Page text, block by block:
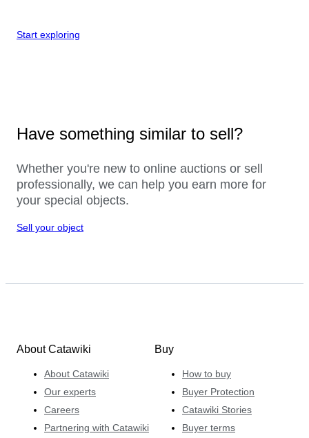
Start exploring
Have something similar to sell?
Whether you're new to online auctions or sell
professionally, we can help you earn more for
your special objects.
Sell your object
About Catawiki
About Catawiki
Our experts
Careers
Partnering with Catawiki
Buy
How to buy
Buyer Protection
Catawiki Stories
Buyer terms